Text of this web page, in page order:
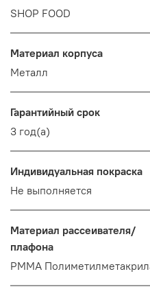
SHOP FOOD
Материал корпуса
Металл
Гарантийный срок
3 год(а)
Индивидуальная покраска
Не выполняется
Материал рассеивателя/
плафона
PMMA